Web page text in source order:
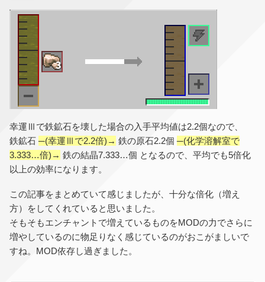
幸運Ⅲで鉄鉱石を壊した場合の入手平均値は2.2個なので、
鉄鉱石 ─(幸運Ⅲで2.2倍)→ 鉄の原石2.2個 ─(化学溶解室で
3.333…倍)→ 鉄の結晶7.333…個 となるので、平均でも5倍化
以上の効率になります。
この記事をまとめていて感じましたが、十分な倍化（増え
方）をしてくれていると思いました。
そもそもエンチャントで増えているものをMODの力でさらに
増やしているのに物足りなく感じているのがおこがましいで
すね。MOD依存し過ぎました。